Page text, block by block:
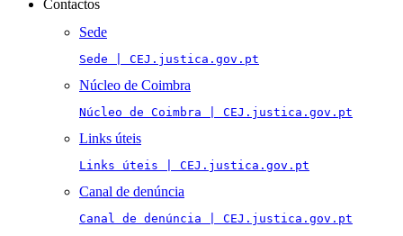
Contactos
Sede
Sede | CEJ.justica.gov.pt
Núcleo de Coimbra
Núcleo de Coimbra | CEJ.justica.gov.pt
Links úteis
Links úteis | CEJ.justica.gov.pt
Canal de denúncia
Canal de denúncia | CEJ.justica.gov.pt